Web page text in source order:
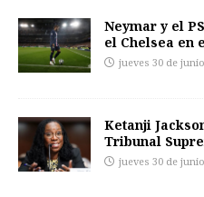
Neymar y el
el Chelsea en
jueves 30 de
Ketanji
Tribunal
jueves 30 de